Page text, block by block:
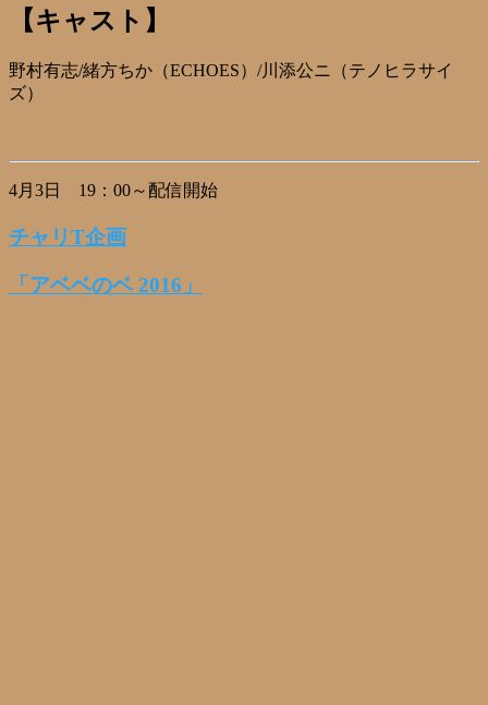
【キャスト】
野村有志/緒方ちか（ECHOES）/川添公ニ（テノヒラサイ
ズ）
4月3日 19：00～配信開始
チャリT企画
「アベベのベ 2016」